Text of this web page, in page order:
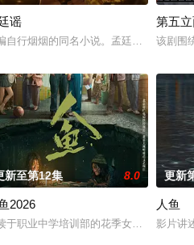
吴老狗（曾舜晞 饰）强强联手，携手
谣
自行烟烟的同名小说。孟廷辉，大平王
第五
该剧围
原以为能过上富裕生活，却发现这段
新至第12集 8.0
2026
于职业中学培训部的花季女生苏琳（黄
更新
人鱼
影片讲